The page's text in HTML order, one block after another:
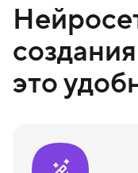
это